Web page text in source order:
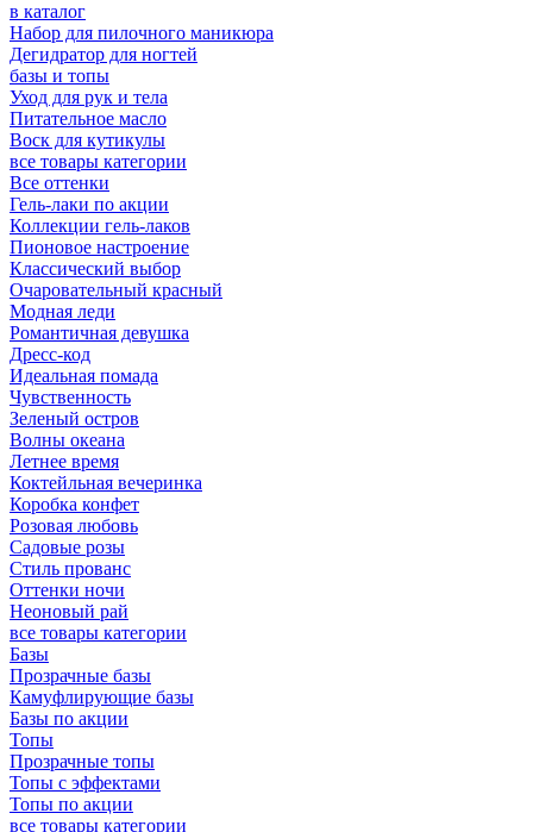
в каталог
Набор для пилочного маникюра
Дегидратор для ногтей
базы и топы
Уход для рук и тела
Питательное масло
Воск для кутикулы
все товары категории
Все оттенки
Гель-лаки по акции
Коллекции гель-лаков
Пионовое настроение
Классический выбор
Очаровательный красный
Модная леди
Романтичная девушка
Дресс-код
Идеальная помада
Чувственность
Зеленый остров
Волны океана
Летнее время
Коктейльная вечеринка
Коробка конфет
Розовая любовь
Садовые розы
Стиль прованс
Оттенки ночи
Неоновый рай
все товары категории
Базы
Прозрачные базы
Камуфлирующие базы
Базы по акции
Топы
Прозрачные топы
Топы с эффектами
Топы по акции
все товары категории